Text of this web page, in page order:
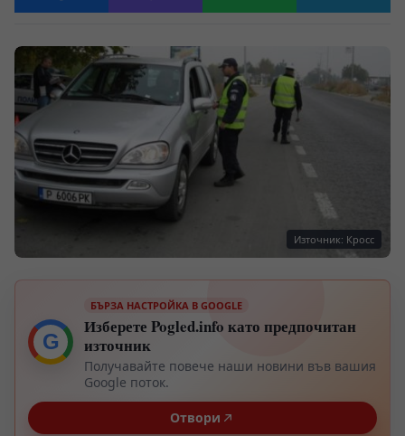
Източник: Кросс
G
БЪРЗА НАСТРОЙКА В GOOGLE
Изберете Pogled.info като предпочитан
източник
Получавайте повече наши новини във вашия
Google поток.
Отвори